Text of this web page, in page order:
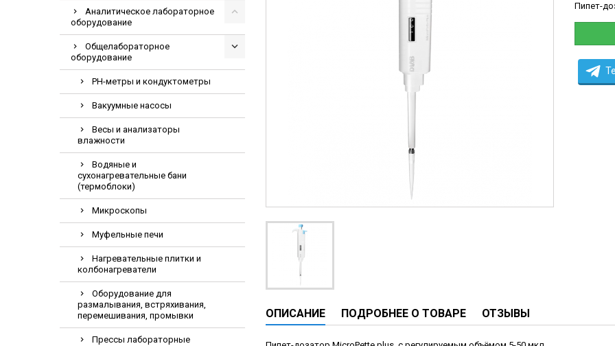
Видеоэндоскопы
Гематологические анализаторы
Коагулометрия
ПЦР анализаторы
Рентгеновское оборудование и маммографы
Тракционные кровати
Электрокардиографы
Аналитическое лабораторное
оборудование
Общелабораторное
оборудование
PH-метры и кондуктометры
Вакуумные насосы
Весы и анализаторы
влажности
Водяные и
сухонагревательные бани
(термоблоки)
Микроскопы
Муфельные печи
Нагревательные плитки и
колбонагреватели
Оборудование для
размалывания, встряхивания,
перемешивания, промывки
Прессы лабораторные
Пипет-
ОПИСАНИЕ ПОДРОБНЕЕ О ТОВАРЕ ОТЗЫВЫ